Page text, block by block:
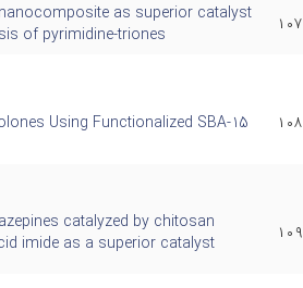
۱۰۷
nanocomposite as superior catalyst
of pyrimidine-triones
۱۰۸ Using Functionalized SBA-15
۱۰۹
catalyzed by chitosan
imide as a superior catalyst